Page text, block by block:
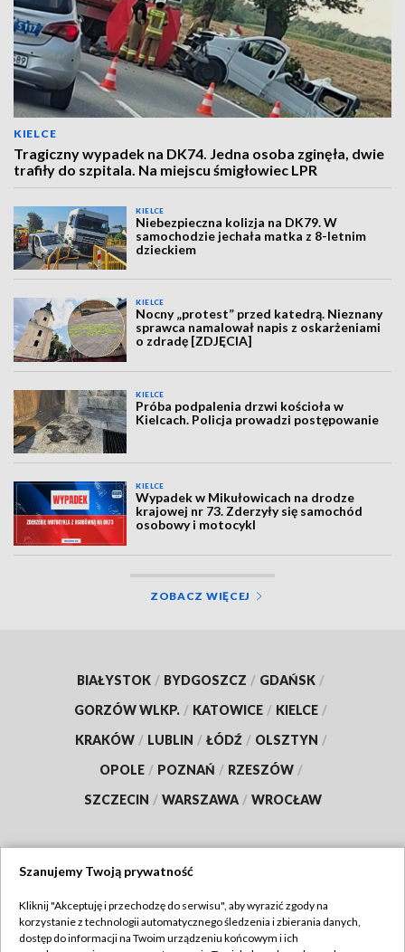
KIELCE
Tragiczny wypadek na DK74. Jedna osoba zginęła, dwie
trafiły do szpitala. Na miejscu śmigłowiec LPR
KIELCE
Niebezpieczna kolizja na DK79. W
samochodzie jechała matka z 8-letnim
dzieckiem
KIELCE
Nocny „protest” przed katedrą. Nieznany
sprawca namalował napis z oskarżeniami
o zdradę [ZDJĘCIA]
KIELCE
Próba podpalenia drzwi kościoła w
Kielcach. Policja prowadzi postępowanie
KIELCE
Wypadek w Mikułowicach na drodze
krajowej nr 73. Zderzyły się samochód
osobowy i motocykl
ZOBACZ WIĘCEJ
BIAŁYSTOK / BYDGOSZCZ / GDAŃSK /
GORZÓW WLKP. / KATOWICE / KIELCE /
KRAKÓW / LUBLIN / ŁÓDŹ / OLSZTYN /
OPOLE / POZNAŃ / RZESZÓW /
SZCZECIN / WARSZAWA / WROCŁAW
TVP
Szanujemy Twoją prywatność
Kliknij "Akceptuję i przechodzę do serwisu", aby wyrazić zgody na
korzystanie z technologii automatycznego śledzenia i zbierania danych,
dostęp do informacji na Twoim urządzeniu końcowym i ich